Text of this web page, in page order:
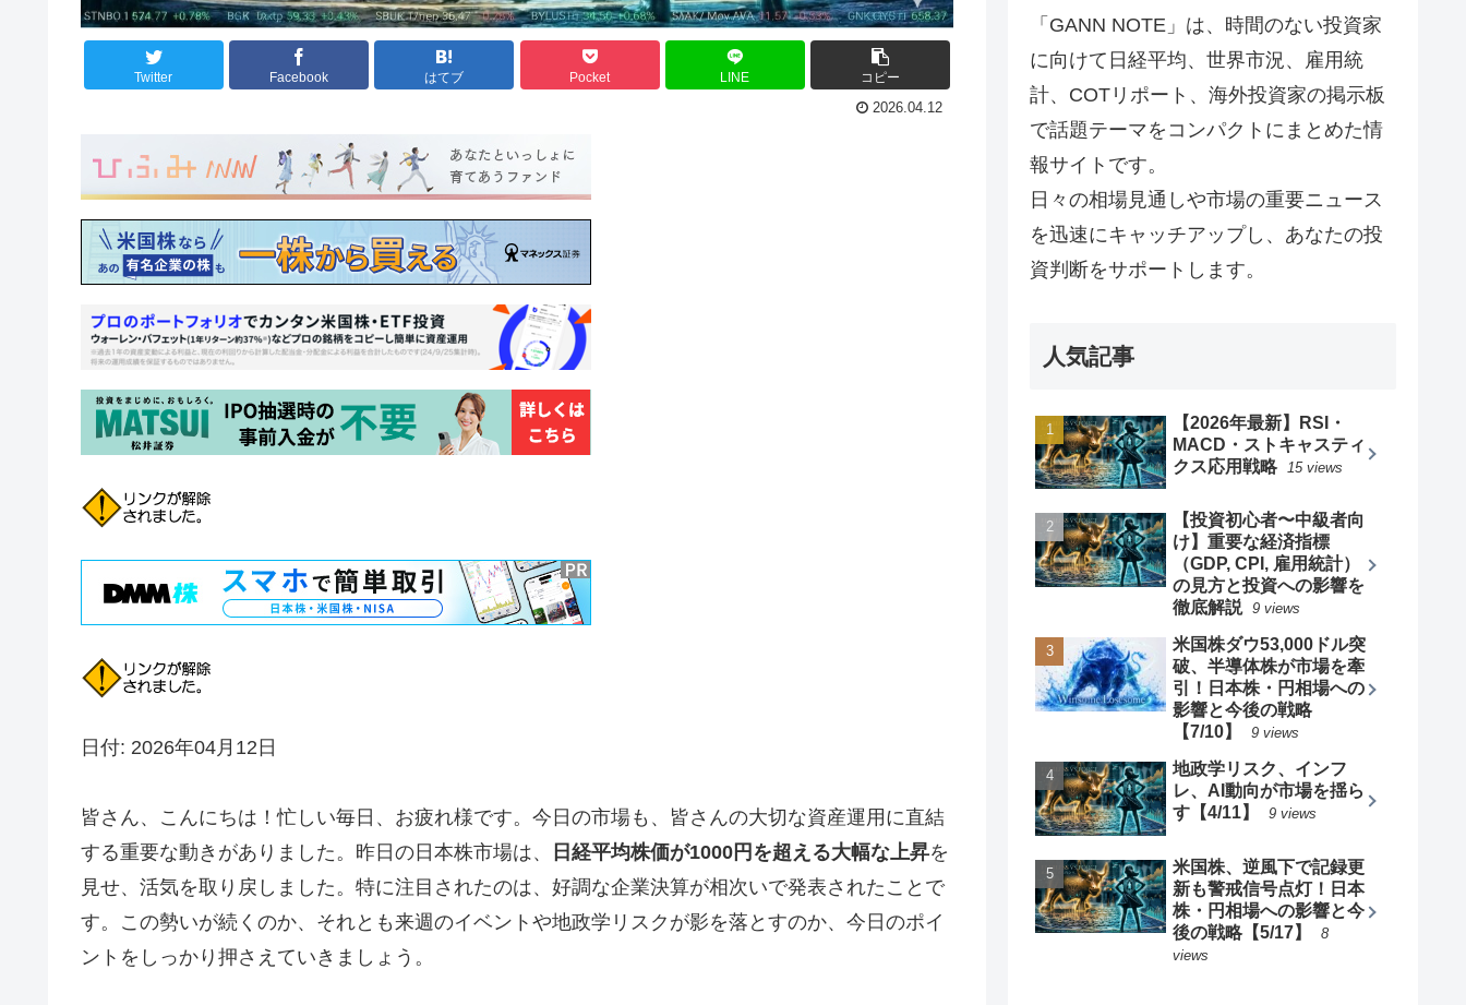
Twitter Facebook はてブ Pocket LINE コピー
2026.04.12
日付: 2026年04月12日
皆さん、こんにちは！忙しい毎日、お疲れ様です。今日の市場も、皆さんの大切な資産運用に直結
する重要な動きがありました。昨日の日本株市場は、
日経平均株価が1000円を超える大幅な上昇を
見せ、活気を取り戻しました。特に注目されたのは、好調な企業決算が相次いで発表されたことで
す。この勢いが続くのか、それとも来週のイベントや地政学リスクが影を落とすのか、今日のポイ
ントをしっかり押さえていきましょう。
「GANN NOTE」は、時間のない投資家
に向けて日経平均、世界市況、雇用統
計、COTリポート、海外投資家の掲示板
で話題テーマをコンパクトにまとめた情
報サイトです。
日々の相場見通しや市場の重要ニュース
を迅速にキャッチアップし、あなたの投
資判断をサポートします。
人気記事
【2026年最新】RSI・
MACD・ストキャスティ
クス応用戦略
15 views
【投資初心者〜中級者向
け】重要な経済指標
（GDP, CPI, 雇用統計）
の見方と投資への影響を
徹底解説 9 views
米国株ダウ53,000ドル突
破、半導体株が市場を牽
引！日本株・円相場への
影響と今後の戦略
【7/10】
9 views
地政学リスク、インフ
レ、AI動向が市場を揺ら
す【4/11】
9 views
米国株、逆風下で記録更
新も警戒信号点灯！日本
株・円相場への影響と今
後の戦略【5/17】
8
views